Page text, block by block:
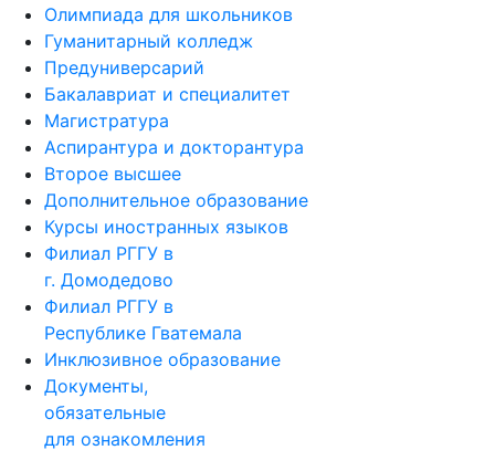
Олимпиада для школьников
Гуманитарный колледж
Предуниверсарий
Бакалавриат и специалитет
Магистратура
Аспирантура и докторантура
Второе высшее
Дополнительное образование
Курсы иностранных языков
Филиал РГГУ в
г. Домодедово
Филиал РГГУ в
Республике Гватемала
Инклюзивное образование
Документы,
обязательные
для ознакомления